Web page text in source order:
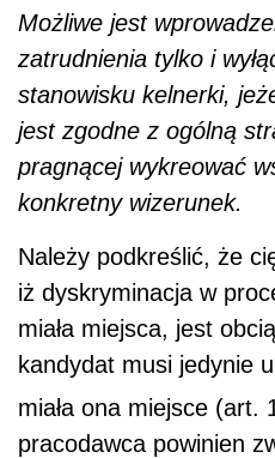
Możliwe jest
zatrudnienia tylko i
stanowisku kelnerki,
jest zgodne z ogólną
pragnącej wykreować
konkretny wizerunek.
Należy podkreślić, że
iż dyskryminacja w
miała miejsca, jest
kandydat musi jedynie
miała ona miejsce (art.
pracodawca powinien